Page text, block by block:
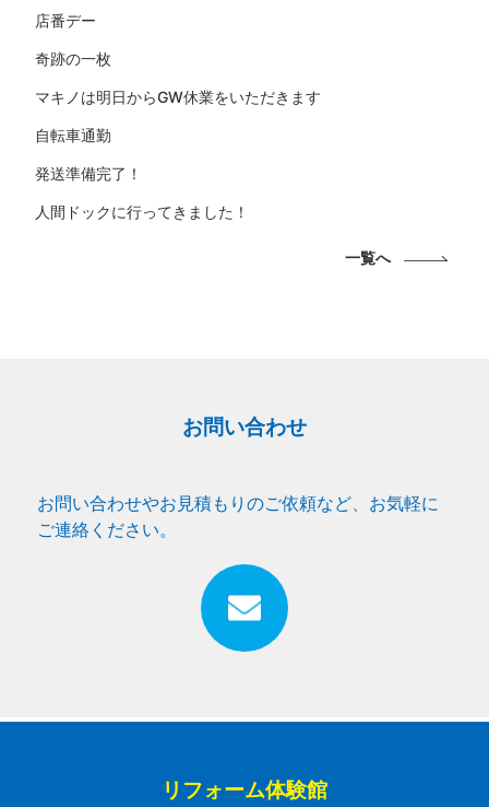
店番デー
奇跡の一枚
マキノは明日からGW休業をいただきます
自転車通勤
発送準備完了！
人間ドックに行ってきました！
一覧へ
お問い合わせ
お問い合わせやお見積もりのご依頼など、お気軽に
ご連絡ください。
リフォーム体験館